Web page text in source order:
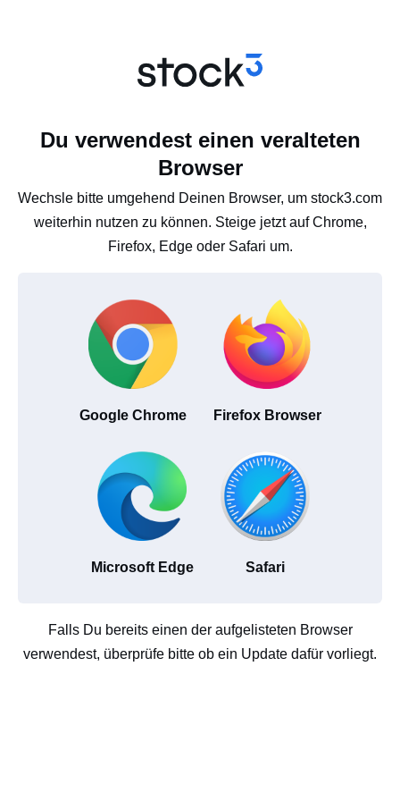
Du verwendest einen veralteten
Browser
Wechsle bitte umgehend Deinen Browser, um stock3.com
weiterhin nutzen zu können. Steige jetzt auf Chrome,
Firefox, Edge oder Safari um.
Google Chrome Firefox Browser
Microsoft Edge Safari
Falls Du bereits einen der aufgelisteten Browser
verwendest, überprüfe bitte ob ein Update dafür vorliegt.